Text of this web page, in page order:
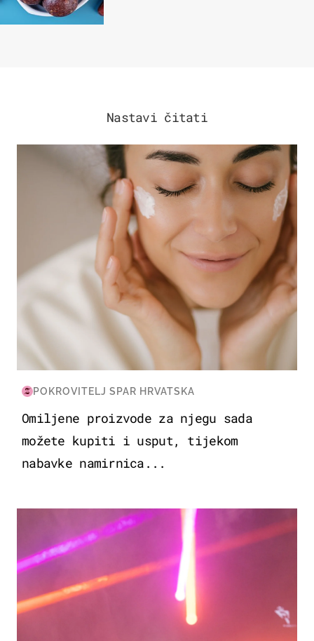
Nastavi čitati
MODA & LJEPOTA
POKROVITELJ SPAR HRVATSKA
Omiljene proizvode za njegu sada
možete kupiti i usput, tijekom
nabavke namirnica...
KULTURA & ZABAVA